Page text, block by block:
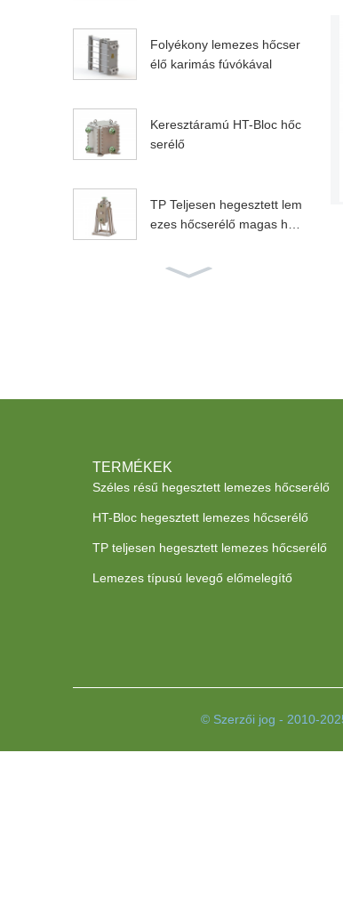
Folyékony lemezes hőcser
élő karimás fúvókával
Keresztáramú HT-Bloc hőc
serélő
TP Teljesen hegesztett lem
ezes hőcserélő magas hő
TERMÉKEK
Széles résű hegesztett lemezes hőcserélő
HT-Bloc hegesztett lemezes hőcserélő
TP teljesen hegesztett lemezes hőcserélő
Lemezes típusú levegő előmelegítő
© Szerzői jog - 2010-